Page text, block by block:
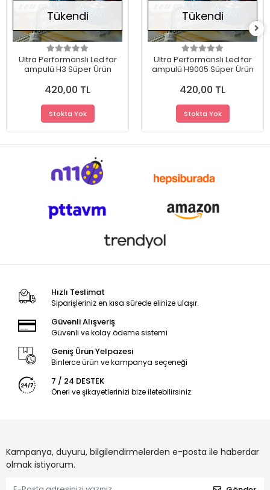
Tükendi
Ultra Performanslı Led far
ampulü H3 Süper Ürün
420,00 TL
Stokta Yok
Tükendi
Ultra Performanslı Led far
ampulü H9005 Süper Ürün
420,00 TL
Stokta Yok
Hızlı Teslimat
Siparişleriniz en kısa sürede elinize ulaşır.
Güvenli Alışveriş
Güvenli ve kolay ödeme sistemi
Geniş Ürün Yelpazesi
Binlerce ürün ve kampanya seçeneği
7 / 24 DESTEK
Öneri ve şikayetlerinizi bize iletebilirsiniz.
Kampanya, duyuru, bilgilendirmelerden e-posta ile haberdar
olmak istiyorum.